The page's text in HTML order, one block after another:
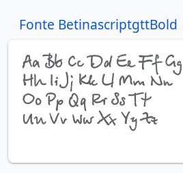
Fonte BetinascriptgttBold